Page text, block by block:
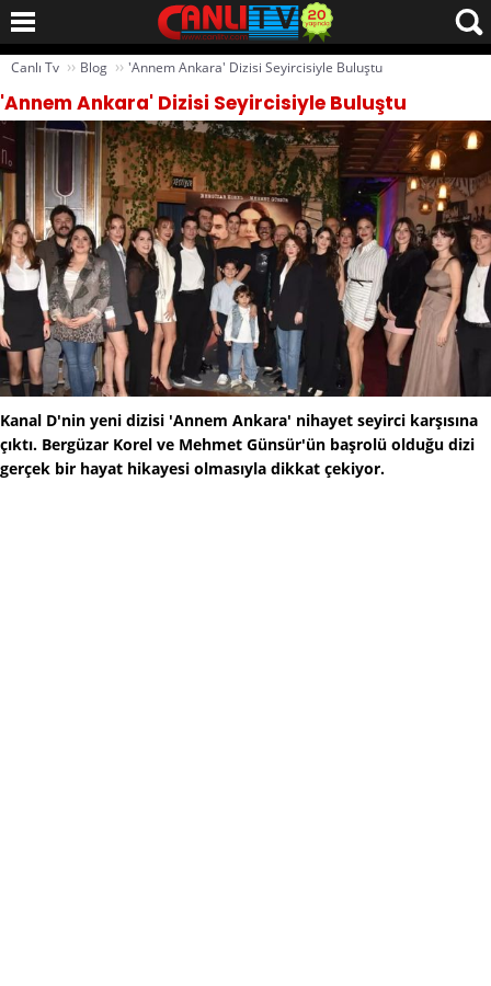
Canlı Tv ›› Blog ›› 'Annem Ankara' Dizisi Seyircisiyle Buluştu
'Annem Ankara' Dizisi Seyircisiyle Buluştu
Kanal D'nin yeni dizisi 'Annem Ankara' nihayet seyirci karşısına
çıktı. Bergüzar Korel ve Mehmet Günsür'ün başrolü olduğu dizi
gerçek bir hayat hikayesi olmasıyla dikkat çekiyor.